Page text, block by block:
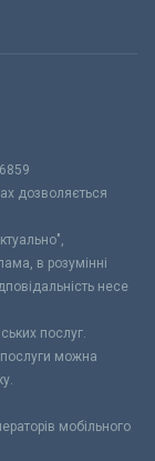
дозволяється
в розумінні
несе
послуг.
можна
мобільного